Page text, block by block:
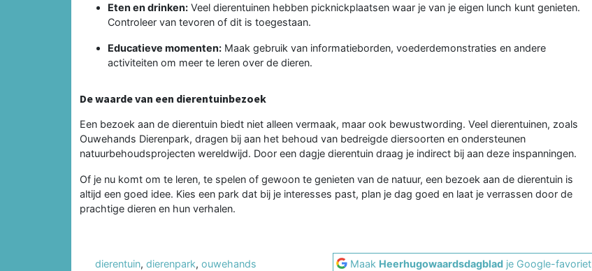
Eten en drinken: Veel dierentuinen hebben picknickplaatsen waar je van je eigen lunch kunt genieten.
Controleer van tevoren of dit is toegestaan.
Educatieve momenten: Maak gebruik van informatieborden, voederdemonstraties en andere
activiteiten om meer te leren over de dieren.
De waarde van een dierentuinbezoek
Een bezoek aan de dierentuin biedt niet alleen vermaak, maar ook bewustwording. Veel dierentuinen, zoals
Ouwehands Dierenpark, dragen bij aan het behoud van bedreigde diersoorten en ondersteunen
natuurbehoudsprojecten wereldwijd. Door een dagje dierentuin draag je indirect bij aan deze inspanningen.
Of je nu komt om te leren, te spelen of gewoon te genieten van de natuur, een bezoek aan de dierentuin is
altijd een goed idee. Kies een park dat bij je interesses past, plan je dag goed en laat je verrassen door de
prachtige dieren en hun verhalen.
dierentuin, dierenpark, ouwehands Maak Heerhugowaardsdagblad je Google-favoriet